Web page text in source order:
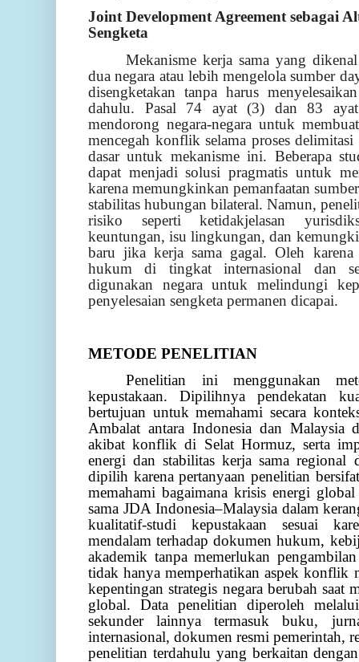
Joint Development Agreement sebagai
Sengketa
Mekanisme kerja sama yang
dua negara atau lebih mengelola sumber
disengketakan tanpa harus
dahulu. Pasal 74 ayat (3) dan 83
mendorong negara-negara untuk
mencegah konflik selama proses
dasar untuk mekanisme ini. Beberapa
dapat menjadi solusi pragmatis untuk
karena memungkinkan pemanfaatan
stabilitas hubungan bilateral. Namun,
risiko seperti ketidakjelasan
keuntungan, isu lingkungan, dan
baru jika kerja sama gagal. Oleh
hukum di tingkat internasional dan
digunakan negara untuk melindungi
penyelesaian sengketa permanen dicapai.
METODE PENELITIAN
Penelitian ini menggunakan
kepustakaan. Dipilihnya pendekatan
bertujuan untuk memahami secara
Ambalat antara Indonesia dan Malaysia
akibat konflik di Selat Hormuz, serta
energi dan stabilitas kerja sama
dipilih karena pertanyaan penelitian
memahami bagaimana krisis energi
sama JDA Indonesia–Malaysia dalam
kualitatif-studi kepustakaan sesuai
mendalam terhadap dokumen hukum,
akademik tanpa memerlukan
tidak hanya memperhatikan aspek konflik
kepentingan strategis negara berubah saat
global. Data penelitian diperoleh
sekunder lainnya termasuk buku,
internasional, dokumen resmi pemerintah,
penelitian terdahulu yang berkaitan